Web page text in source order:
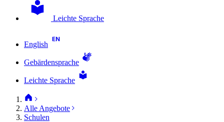
Leichte Sprache
English
Gebärdensprache
Leichte Sprache
Alle Angebote
Schulen